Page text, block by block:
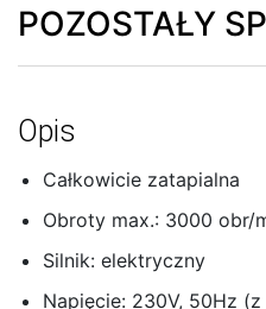
POZOSTAŁY
Opis
Całkowicie zatapialna
Obroty max.: 3000 obr/
Silnik: elektryczny
Napięcie: 230V, 50Hz (z